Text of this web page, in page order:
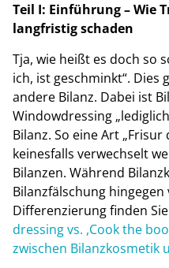
Teil I: Einführung – Wie
langfristig schaden
Tja, wie heißt es doch so
ich, ist geschminkt“.
andere Bilanz. Dabei ist
Windowdressing
Bilanz. So eine Art „Frisur
keinesfalls verwechselt
Bilanzen. Während
Bilanzfälschung
Differenzierung finden
dressing vs. ,Cook the
zwischen Bilanzkosmetik